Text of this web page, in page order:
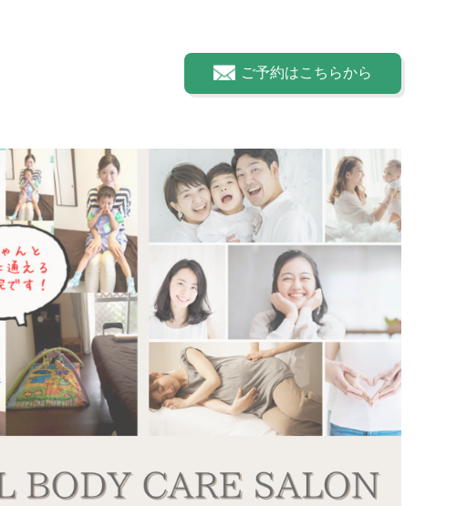
ご予約はこちらから